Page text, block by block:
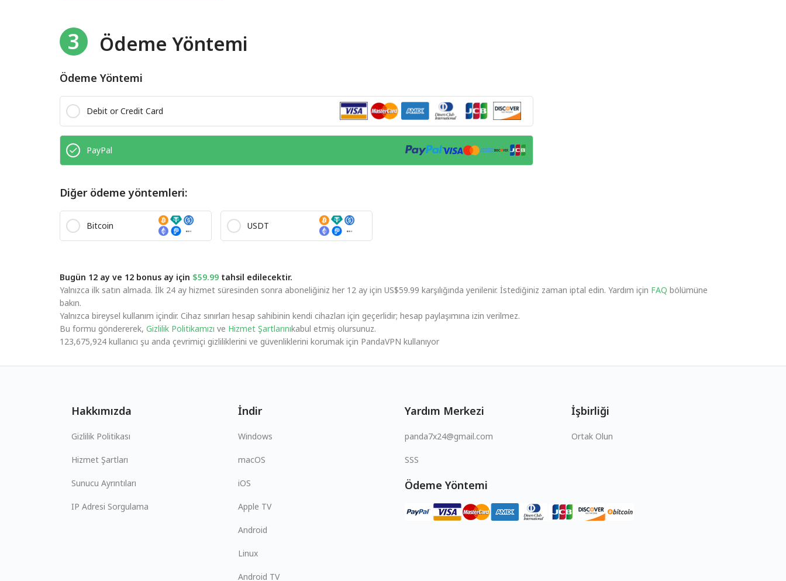
3 Ödeme Yöntemi
Ödeme Yöntemi
Debit or Credit Card
PayPal
Diğer ödeme yöntemleri:
Bitcoin USDT
Bugün 12 ay ve 12 bonus ay için $59.99 tahsil edilecektir.
Yalnızca ilk satın almada. İlk 24 ay hizmet süresinden sonra aboneliğiniz her 12 ay için US$59.99 karşılığında yenilenir. İstediğiniz zaman iptal edin. Yardım için FAQ bölümüne
bakın.
Yalnızca bireysel kullanım içindir. Cihaz sınırları hesap sahibinin kendi cihazları için geçerlidir; hesap paylaşımına izin verilmez.
Bu formu göndererek, Gizlilik Politikamızı ve Hizmet Şartlarınıkabul etmiş olursunuz.
123,675,924 kullanıcı şu anda çevrimiçi gizliliklerini ve güvenliklerini korumak için PandaVPN kullanıyor
Hakkımızda
Gizlilik Politikası
Hizmet Şartları
Sunucu Ayrıntıları
IP Adresi Sorgulama
İndir
Windows
macOS
iOS
Apple TV
Android
Linux
Android TV
Yardım Merkezi
panda7x24@gmail.com
SSS
İşbirliği
Ortak Olun
Ödeme Yöntemi